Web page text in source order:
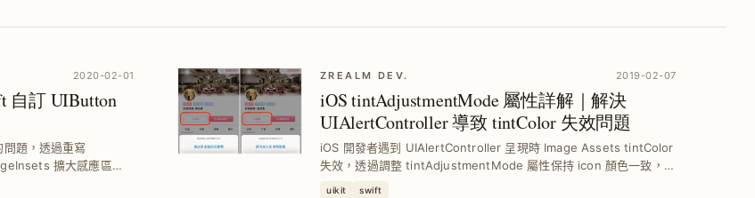
2020-02-01
自訂 UIButton
題，透過重寫
擴大感應區
ZREALM DEV. 2019-02-07
iOS tintAdjustmentMode 屬性詳解｜解決
UIAlertController 導致 tintColor 失效問題
iOS 開發者遇到 UIAlertController 呈現時 Image Assets tintColor
失效，透過調整 tintAdjustmentMode 屬性保持 icon 顏色一致，避
uikit swift